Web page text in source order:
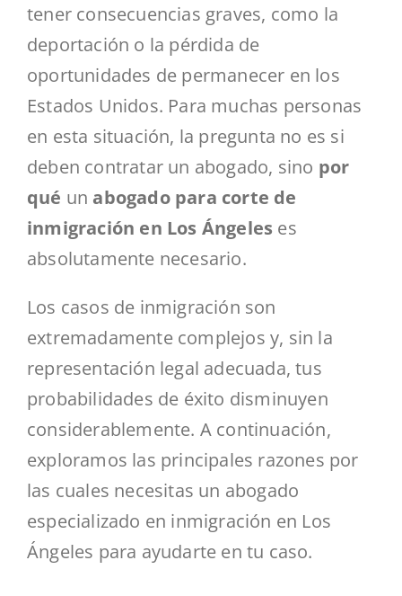
tener consecuencias graves, como la
deportación o la pérdida de
oportunidades de permanecer en los
Estados Unidos. Para muchas personas
en esta situación, la pregunta no es si
deben contratar un abogado, sino por
qué un abogado para corte de
inmigración en Los Ángeles es
absolutamente necesario.
Los casos de inmigración son
extremadamente complejos y, sin la
representación legal adecuada, tus
probabilidades de éxito disminuyen
considerablemente. A continuación,
exploramos las principales razones por
las cuales necesitas un abogado
especializado en inmigración en Los
Ángeles para ayudarte en tu caso.